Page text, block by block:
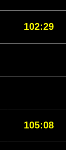
102:29
105:08